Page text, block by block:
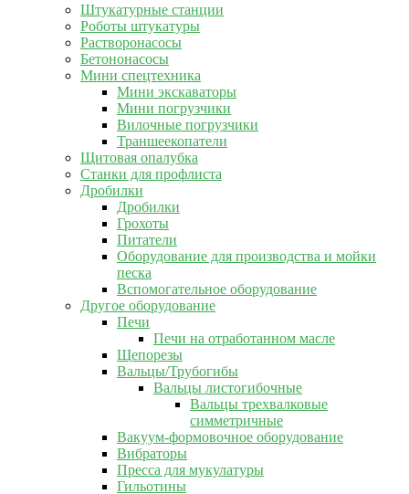
Штукатурные станции
Роботы штукатуры
Растворонасосы
Бетононасосы
Мини спецтехника
Мини экскаваторы
Мини погрузчики
Вилочные погрузчики
Траншеекопатели
Щитовая опалубка
Станки для профлиста
Дробилки
Дробилки
Грохоты
Питатели
Оборудование для производства и мойки
песка
Вспомогательное оборудование
Другое оборудование
Печи
Печи на отработанном масле
Щепорезы
Вальцы/Трубогибы
Вальцы листогибочные
Вальцы трехвалковые
симметричные
Вакуум-формовочное оборудование
Вибраторы
Пресса для мукулатуры
Гильотины